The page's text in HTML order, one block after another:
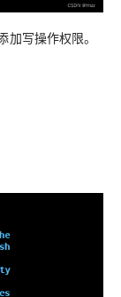
写操作权限。